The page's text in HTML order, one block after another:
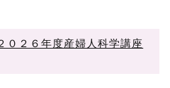
０２６年度産婦人科学講座